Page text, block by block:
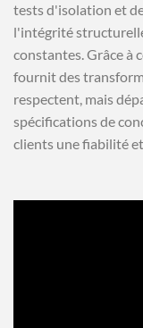
tests d'isolation et
l'intégrité
constantes. Grâce à
fournit des
respectent, mais
spécifications de
clients une fiabilité